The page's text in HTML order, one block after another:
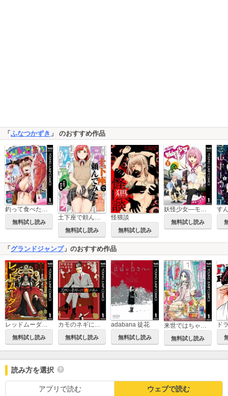
「ふなつかずき 」 のおすすめ作品
無料試し読み
無料試し読み
怪猥談
無料試し読み
無料試し読み
「 グランドジャンプ」のおすすめ作品
レッドムーダン～皇帝に成り上がった女～
無料試し読み
カモのネギには毒がある 加茂教授の人間経済学講義
無料試し読み
adabana 徒花
無料試し読み
来世ではちゃんとします
無料試し読み
ド
読み方を選択
アプリで読む ウェブで読む